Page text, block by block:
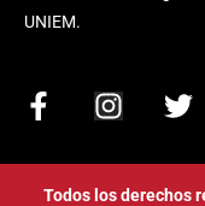
UNIEM.
F
c
e
I
s
t
T
i
t
Todos los derechos